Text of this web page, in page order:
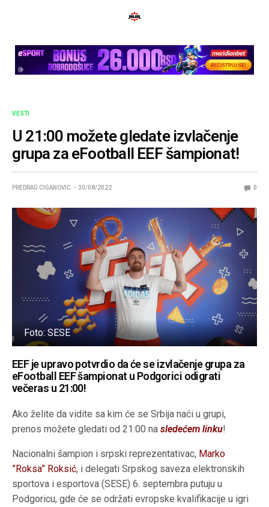
VESTI
U 21:00 možete gledate izvlačenje
grupa za eFootball EEF šampionat!
PREDRAG CIGANOVIC 30/08/2022 0
Foto: SESE
EEF je upravo potvrdio da će se izvlačenje grupa za
eFootball EEF šampionat u Podgorici odigrati
večeras u 21:00!
Ako želite da vidite sa kim će se Srbija naći u grupi,
prenos možete gledati od 21:00 nasledećem linku!
Nacionalni šampion i srpski reprezentativac, Marko
”Roksa” Roksić, i delegati Srpskog saveza elektronskih
sportova i esportova (SESE) 6. septembra putuju u
Podgoricu, gde će se održati evropske kvalifikacije u igri